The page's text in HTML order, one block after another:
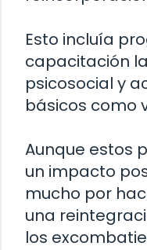
Esto incluía
capacitación
psicosocial y
básicos como
Aunque estos
un impacto
mucho por
una
los